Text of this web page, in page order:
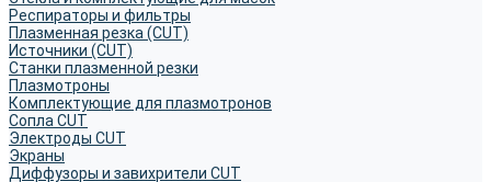
Респираторы и фильтры
Плазменная резка (CUT)
Источники (CUT)
Станки плазменной резки
Плазмотроны
Комплектующие для плазмотронов
Сопла CUT
Электроды CUT
Экраны
Диффузоры и завихрители CUT